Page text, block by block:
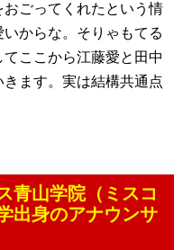
ごってくれたという情
からな。そりゃもてる
ここから江藤愛と田中
ます。実は結構共通点
青山学院（ミスコ
出身のアナウンサ